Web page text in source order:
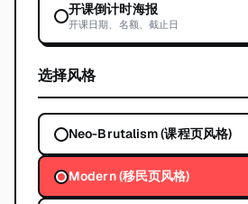
开课倒计时海报
开课日期、名额、截止日
选择风格
Neo-Brutalism (课程页风格)
Modern (移民页风格)